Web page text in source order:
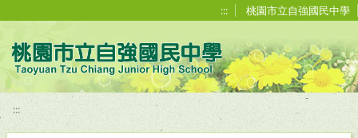
::: 桃園市立自強國民中學
:::